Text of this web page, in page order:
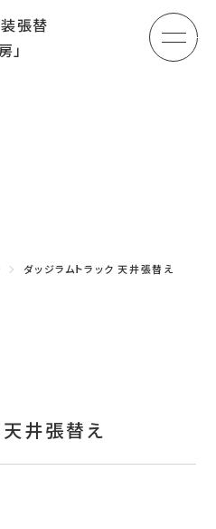
メ
ダッジラムトラック 天井張替え
天井張替え